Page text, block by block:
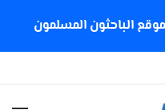
الباحثون المسلمون